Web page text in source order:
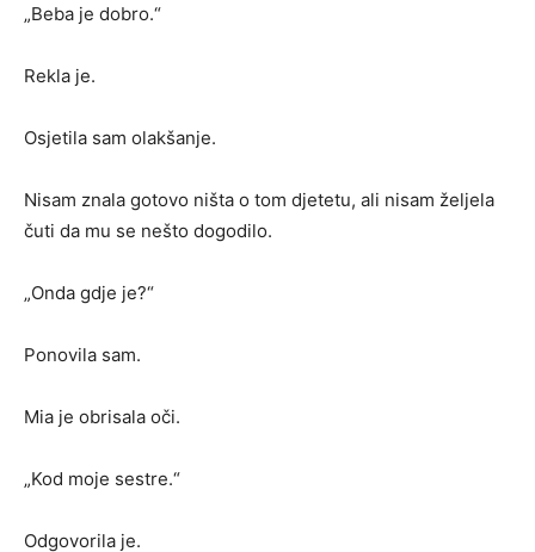
„Beba je dobro.“
Rekla je.
Osjetila sam olakšanje.
Nisam znala gotovo ništa o tom djetetu, ali nisam željela
čuti da mu se nešto dogodilo.
„Onda gdje je?“
Ponovila sam.
Mia je obrisala oči.
„Kod moje sestre.“
Odgovorila je.